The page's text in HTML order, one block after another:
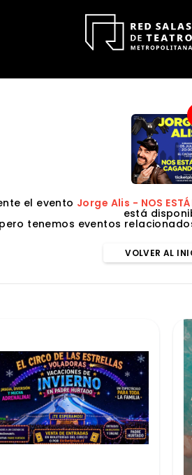
el evento Jorge Alis - NOS
está
pero tenemos eventos
VOLVER AL